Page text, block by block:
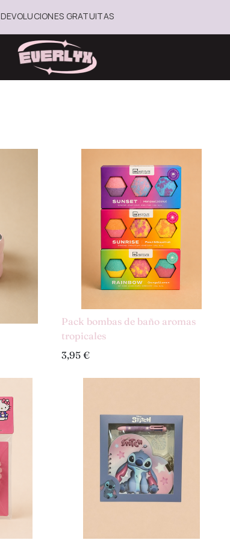
DEVOLUCIONES GRATUITAS
Pack bombas de baño aromas
tropicales
3,95 €